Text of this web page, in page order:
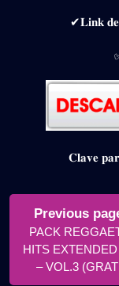
✔𝐋𝐢𝐧𝐤 𝐝𝐞
𝐂𝐥𝐚𝐯𝐞
Navegación
entradas
Previous
PACK
HITS
– VOL.3